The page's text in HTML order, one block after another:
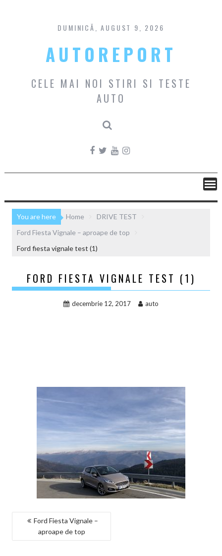
content
DUMINICĂ, AUGUST 9, 2026
AUTOREPORT
CELE MAI NOI STIRI SI TESTE
AUTO
You are here Home
DRIVE TEST
Ford Fiesta Vignale – aproape de top
Ford fiesta vignale test (1)
FORD FIESTA VIGNALE TEST (1)
decembrie 12, 2017 auto
NAVIGARE
Ford Fiesta Vignale –
aproape de top